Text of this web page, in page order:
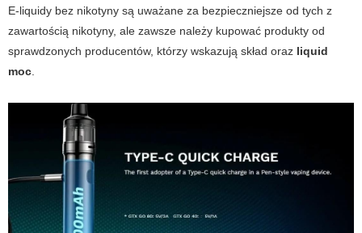
E-liquidy bez nikotyny są uważane za bezpieczniejsze od tych z
zawartością nikotyny, ale zawsze należy kupować produkty od
sprawdzonych producentów, którzy wskazują skład oraz liquid
moc